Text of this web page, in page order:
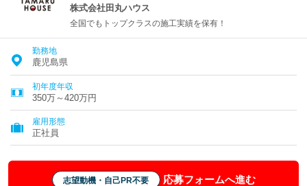
株式会社田丸ハウス
全国でもトップクラスの施工実績を保有！
勤務地
鹿児島県
初年度年収
350万～420万円
雇用形態
正社員
志望動機・自己PR不要 応募フォームへ進む